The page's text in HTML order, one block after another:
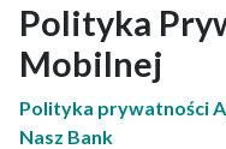
Polityka
Mobilnej
Polityka prywatności
Nasz Bank